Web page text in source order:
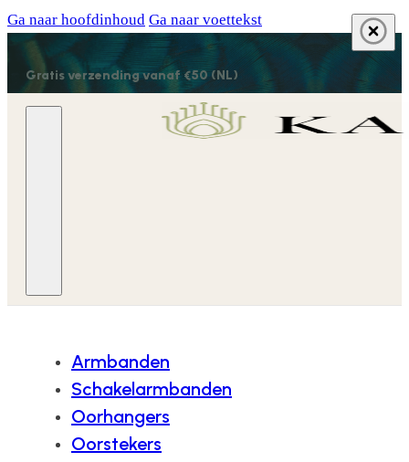
Ga naar hoofdinhoud Ga naar voettekst
Gratis verzending vanaf €50 (NL)
Armbanden
Schakelarmbanden
Oorhangers
Oorstekers